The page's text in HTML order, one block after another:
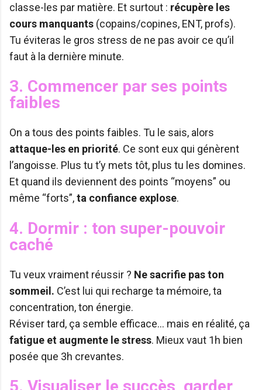
classe-les par matière. Et surtout : récupère les
cours manquants (copains/copines, ENT, profs).
Tu éviteras le gros stress de ne pas avoir ce qu’il
faut à la dernière minute.
3. Commencer par ses points
faibles
On a tous des points faibles. Tu le sais, alors
attaque-les en priorité. Ce sont eux qui génèrent
l’angoisse. Plus tu t’y mets tôt, plus tu les domines.
Et quand ils deviennent des points “moyens” ou
même “forts”,ta confiance explose.
4. Dormir : ton super-pouvoir
caché
Tu veux vraiment réussir ? Ne sacrifie pas ton
sommeil. C’est lui qui recharge ta mémoire, ta
concentration, ton énergie.
Réviser tard, ça semble efficace… mais en réalité, ça
fatigue et augmente le stress. Mieux vaut 1h bien
posée que 3h crevantes.